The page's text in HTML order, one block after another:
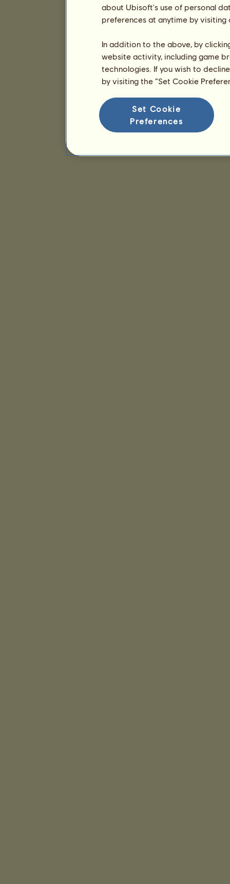
about Ubisoft's use of personal
preferences at anytime by
In addition to the above, by
website activity, including game
technologies. If you wish to
by visiting the “Set Cookie
Set Cookie
Preferences